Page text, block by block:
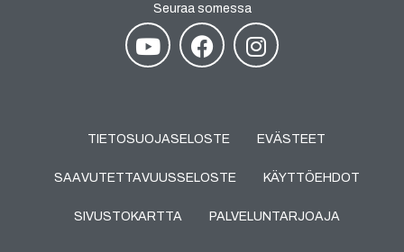
Seuraa somessa
TIETOSUOJASELOSTE EVÄSTEET
SAAVUTETTAVUUSSELOSTE KÄYTTÖEHDOT
SIVUSTOKARTTA PALVELUNTARJOAJA